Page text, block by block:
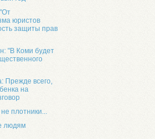
юристов
защиты прав
"В Коми будет
Прежде всего,
на
плотники...
людям